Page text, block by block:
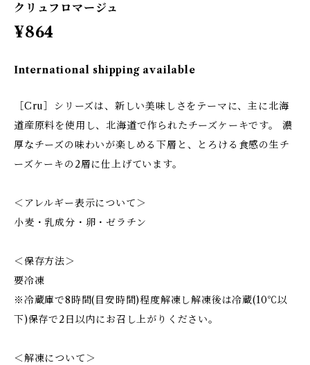
クリュフロマージュ
¥864
International shipping available
［Cru］シリーズは、新しい美味しさをテーマに、主に北海
道産原料を使用し、北海道で作られたチーズケーキです。 濃
厚なチーズの味わいが楽しめる下層と、とろける食感の生チ
ーズケーキの2層に仕上げています。
＜アレルギー表示について＞
小麦・乳成分・卵・ゼラチン
＜保存方法＞
要冷凍
※冷蔵庫で8時間(目安時間)程度解凍し解凍後は冷蔵(10℃以
下)保存で2日以内にお召し上がりください。
＜解凍について＞